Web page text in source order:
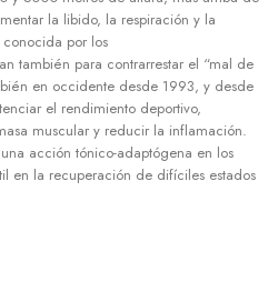
la libido, la respiración y la
por los
también para contrarrestar el “mal de
en occidente desde 1993, y desde
el rendimiento deportivo,
muscular y reducir la inflamación.
acción tónico-adaptógena en los
en la recuperación de difíciles estados